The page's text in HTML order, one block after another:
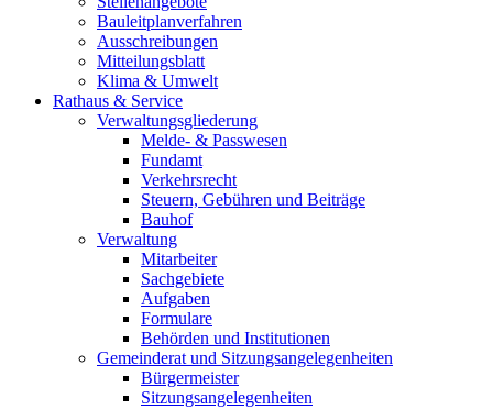
Bauleitplanverfahren
Ausschreibungen
Mitteilungsblatt
Klima & Umwelt
Rathaus & Service
Verwaltungsgliederung
Melde- & Passwesen
Fundamt
Verkehrsrecht
Steuern, Gebühren und Beiträge
Bauhof
Verwaltung
Mitarbeiter
Sachgebiete
Aufgaben
Formulare
Behörden und Institutionen
Gemeinderat und Sitzungsangelegenheiten
Bürgermeister
Sitzungsangelegenheiten